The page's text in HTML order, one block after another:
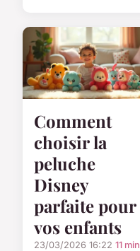
Comment
choisir la
peluche
Disney
parfaite pour
vos enfants
23/03/2026 16:22 11 min